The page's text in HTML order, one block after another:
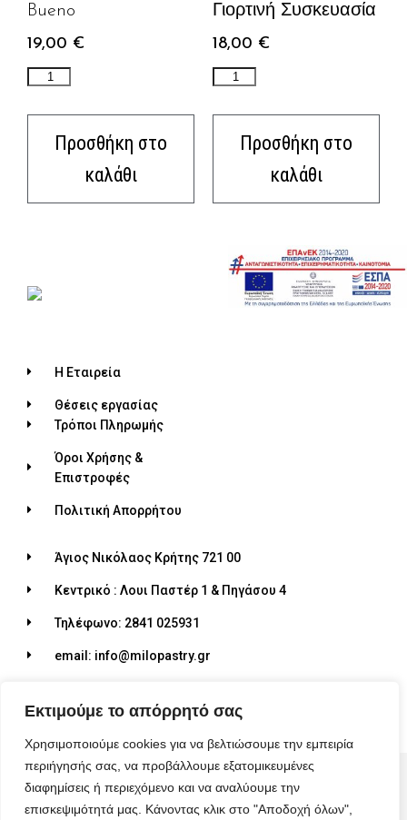
Εκτιμούμε το απόρρητό σας
Χρησιμοποιούμε cookies για να βελτιώσουμε την εμπειρία
περιήγησής σας, να προβάλλουμε εξατομικευμένες
διαφημίσεις ή περιεχόμενο και να αναλύουμε την
επισκεψιμότητά μας. Κάνοντας κλικ στο "Αποδοχή όλων",
Bueno
19,00 €
Προσθήκη στο
καλάθι
Γιορτινή Συσκευασία
18,00 €
Προσθήκη στο
καλάθι
Η Εταιρεία
Θέσεις εργασίας
Τρόποι Πληρωμής
Όροι Χρήσης &
Επιστροφές
Πολιτική Απορρήτου
Άγιος Νικόλαος Κρήτης 721 00
Κεντρικό : Λουι Παστέρ 1 & Πηγάσου 4
Τηλέφωνο: 2841 025931
email: info@milopastry.gr
© 2026 ALL RIGHTS RESERVED​